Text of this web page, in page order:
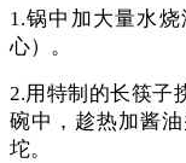
1.锅中加大量水
心）。
2.用特制的长筷子
碗中，趁热加酱
坨。